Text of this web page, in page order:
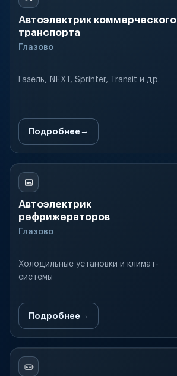
Автоэлектрик коммерческого
транспорта
Глазово
Газель, NEXT, Sprinter, Transit и др.
Подробнее
Автоэлектрик
рефрижераторов
Глазово
Холодильные установки и климат-
системы
Подробнее